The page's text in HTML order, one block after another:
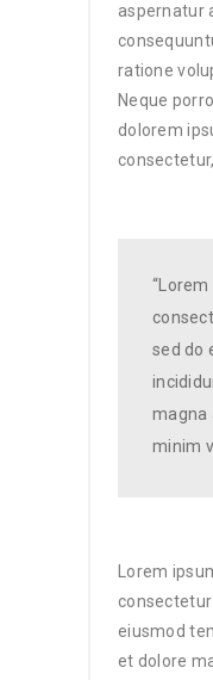
aspernatur
ratione
Neque
dolorem
sed do
magna
minim
Lorem
eiusmod
et dolore